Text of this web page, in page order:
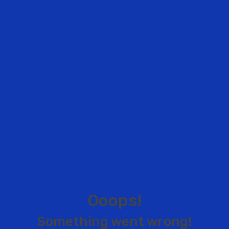
Ooops!
Something went wrong!